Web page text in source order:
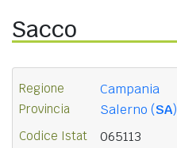
Sacco
Regione Campania
Provincia Salerno (SA)
Codice Istat 065113